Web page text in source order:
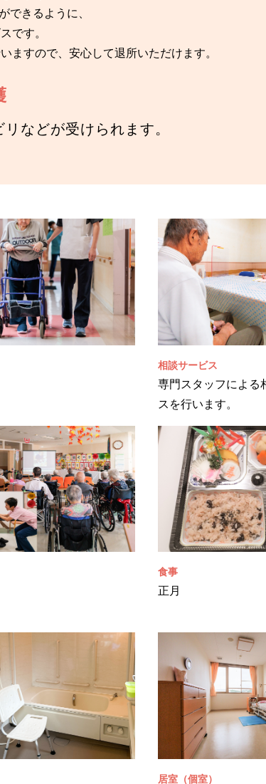
できるように、
です。
ますので、安心して退所いただけます。
などが受けられます。
相談サービス
専門スタッフによる
スを行います。
食事
正月
居室（個室）